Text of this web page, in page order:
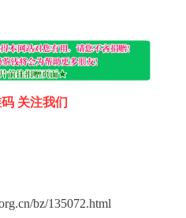
关注我们
bz/135072.html